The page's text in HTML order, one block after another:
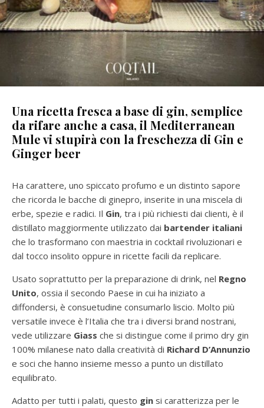
Una ricetta fresca a base di gin, semplice
da rifare anche a casa, il Mediterranean
Mule vi stupirà con la freschezza di Gin e
Ginger beer
Ha carattere, uno spiccato profumo e un distinto sapore
che ricorda le bacche di ginepro, inserite in una miscela di
erbe, spezie e radici. Il Gin, tra i più richiesti dai clienti, è il
distillato maggiormente utilizzato dai bartender italiani
che lo trasformano con maestria in cocktail rivoluzionari e
dal tocco insolito oppure in ricette facili da replicare.
Usato soprattutto per la preparazione di drink, nel Regno
Unito, ossia il secondo Paese in cui ha iniziato a
diffondersi, è consuetudine consumarlo liscio. Molto più
versatile invece è l’Italia che tra i diversi brand nostrani,
vede utilizzare Giass che si distingue come il primo dry gin
100% milanese nato dalla creatività di Richard D’Annunzio
e soci che hanno insieme messo a punto un distillato
equilibrato.
Adatto per tutti i palati, questo gin si caratterizza per le